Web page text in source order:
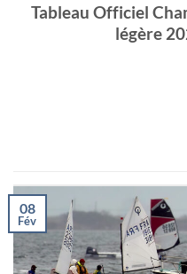
Tableau Officiel
légère
08
Fév